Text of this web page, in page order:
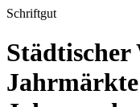
Schriftgut